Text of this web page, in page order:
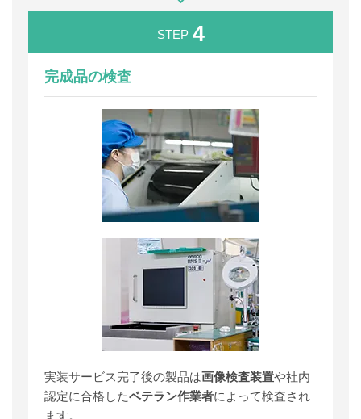
STEP 4
完成品の検査
実装サービス完了後の製品は画像検査装置や社内
認定に合格したベテラン作業者によって検査され
ます。